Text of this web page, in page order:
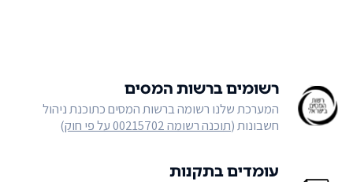
רשומים ברשות המסים
המערכת שלנו רשומה ברשות המסים כתוכנת ניהול
חשבונות (תוכנה רשומה 00215702 על פי חוק )
עומדים בתקנות